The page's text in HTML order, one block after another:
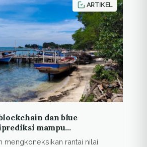
ARTIKEL
dan blue
mampu
smart tourism
mengkoneksikan rantai nilai